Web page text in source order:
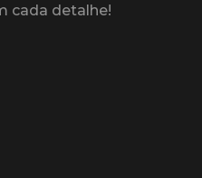
cada detalhe!